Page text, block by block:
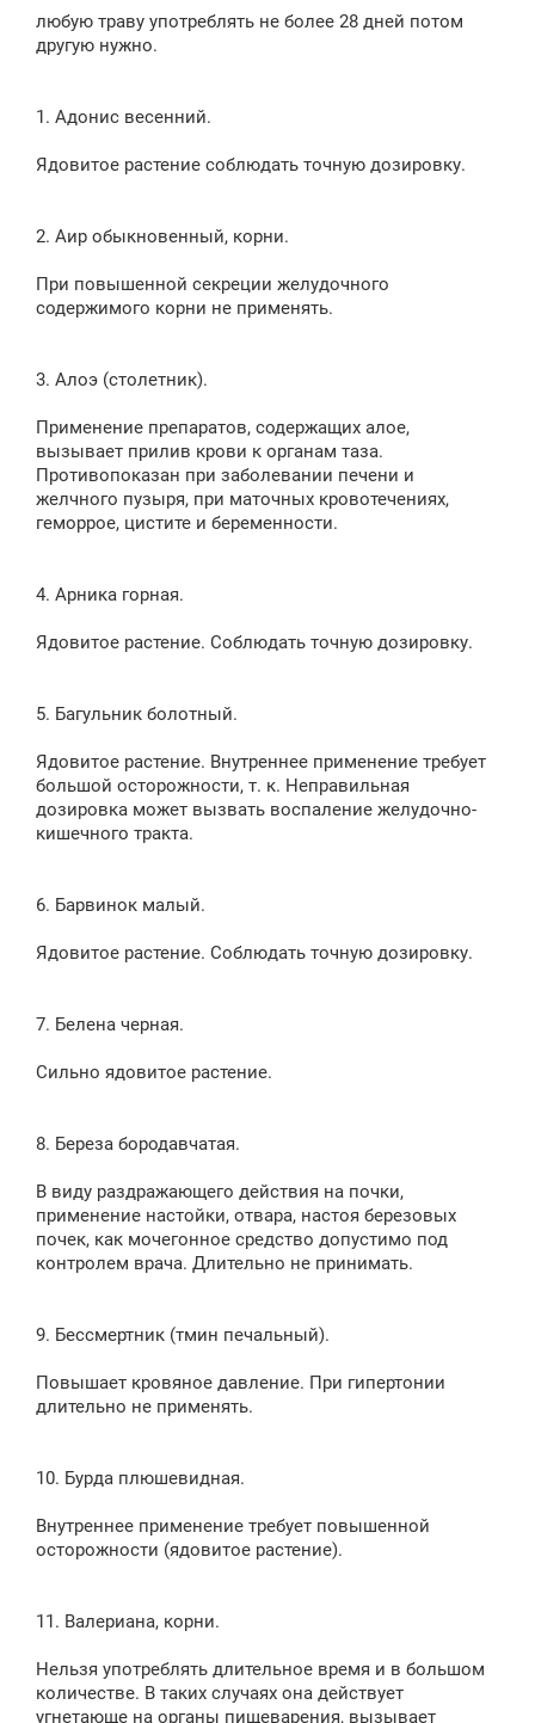
любую траву употреблять не более 28 дней потом
другую нужно.
1. Адонис весенний.
Ядовитое растение соблюдать точную дозировку.
2. Аир обыкновенный, корни.
При повышенной секреции желудочного
содержимого корни не применять.
3. Алоэ (столетник).
Применение препаратов, содержащих алое,
вызывает прилив крови к органам таза.
Противопоказан при заболевании печени и
желчного пузыря, при маточных кровотечениях,
геморрое, цистите и беременности.
4. Арника горная.
Ядовитое растение. Соблюдать точную дозировку.
5. Багульник болотный.
Ядовитое растение. Внутреннее применение требует
большой осторожности, т. к. Неправильная
дозировка может вызвать воспаление желудочно-
кишечного тракта.
6. Барвинок малый.
Ядовитое растение. Соблюдать точную дозировку.
7. Белена черная.
Сильно ядовитое растение.
8. Береза бородавчатая.
В виду раздражающего действия на почки,
применение настойки, отвара, настоя березовых
почек, как мочегонное средство допустимо под
контролем врача. Длительно не принимать.
9. Бессмертник (тмин печальный).
Повышает кровяное давление. При гипертонии
длительно не применять.
10. Бурда плюшевидная.
Внутреннее применение требует повышенной
осторожности (ядовитое растение).
11. Валериана, корни.
Нельзя употреблять длительное время и в большом
количестве. В таких случаях она действует
угнетающе на органы пищеварения, вызывает